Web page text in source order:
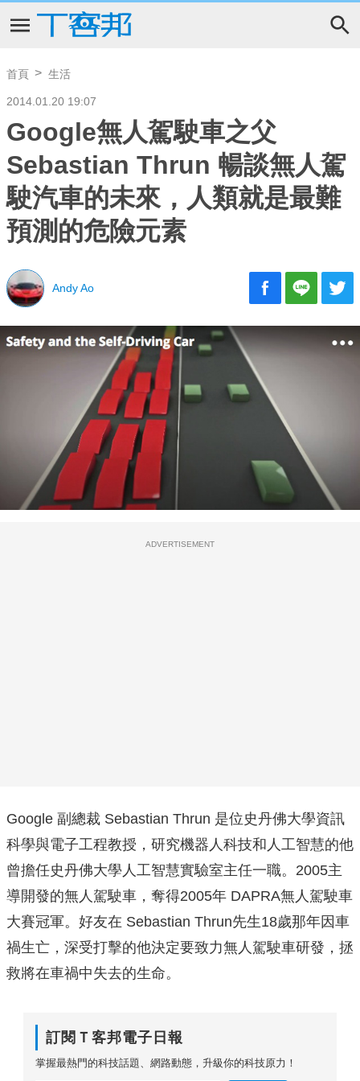
首頁 生活
2014.01.20 19:07
Google無人駕駛車之父
Sebastian Thrun 暢談無人駕
駛汽車的未來，人類就是最難
預測的危險元素
Andy Ao
ADVERTISEMENT
Google 副總裁 Sebastian Thrun 是位史丹佛大學資訊
科學與電子工程教授，研究機器人科技和人工智慧的他
曾擔任史丹佛大學人工智慧實驗室主任一職。2005主
導開發的無人駕駛車，奪得2005年 DAPRA無人駕駛車
大賽冠軍。好友在 Sebastian Thrun先生18歲那年因車
禍生亡，深受打擊的他決定要致力無人駕駛車研發，拯
救將在車禍中失去的生命。
訂閱Ｔ客邦電子日報
掌握最熱門的科技話題、網路動態，升級你的科技原力！